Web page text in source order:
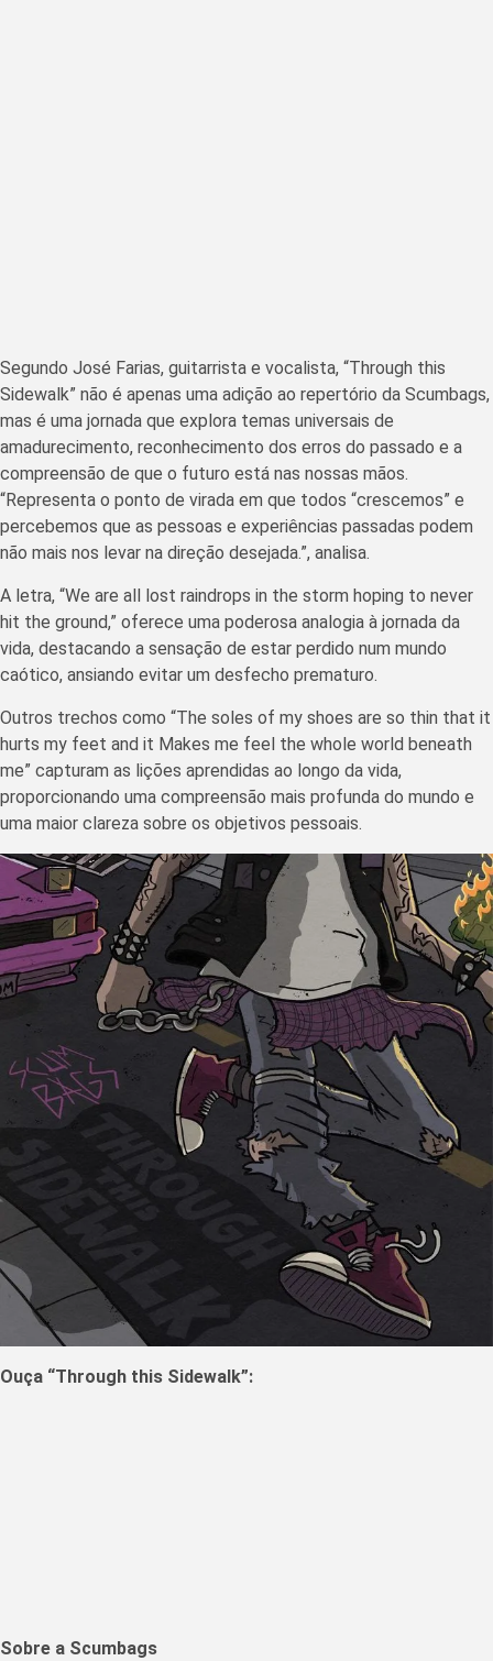
Segundo José Farias, guitarrista e vocalista, “Through this
Sidewalk” não é apenas uma adição ao repertório da Scumbags,
mas é uma jornada que explora temas universais de
amadurecimento, reconhecimento dos erros do passado e a
compreensão de que o futuro está nas nossas mãos.
“Representa o ponto de virada em que todos “crescemos” e
percebemos que as pessoas e experiências passadas podem
não mais nos levar na direção desejada.”, analisa.
A letra, “We are all lost raindrops in the storm hoping to never
hit the ground,” oferece uma poderosa analogia à jornada da
vida, destacando a sensação de estar perdido num mundo
caótico, ansiando evitar um desfecho prematuro.
Outros trechos como “The soles of my shoes are so thin that it
hurts my feet and it Makes me feel the whole world beneath
me” capturam as lições aprendidas ao longo da vida,
proporcionando uma compreensão mais profunda do mundo e
uma maior clareza sobre os objetivos pessoais.
Ouça “Through this Sidewalk”:
Sobre a Scumbags